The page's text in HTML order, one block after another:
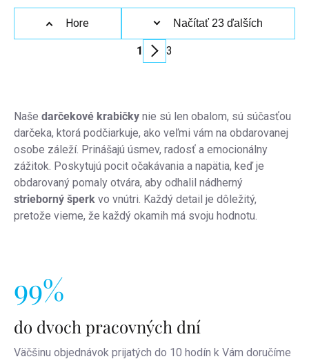
Detail
Ovládacie
prvky
Načítať 23 ďalších
Stránkovanie
1 3
Hore
Naše darčekové krabičky nie sú len obalom, sú súčasťou
darčeka, ktorá podčiarkuje, ako veľmi vám na obdarovanej
osobe záleží. Prinášajú úsmev, radosť a emocionálny
zážitok. Poskytujú pocit očakávania a napätia, keď je
obdarovaný pomaly otvára, aby odhalil nádherný
strieborný šperk vo vnútri. Každý detail je dôležitý,
pretože vieme, že každý okamih má svoju hodnotu.
99%
do dvoch pracovných dní
Väčšinu objednávok prijatých do 10 hodín k Vám doručíme